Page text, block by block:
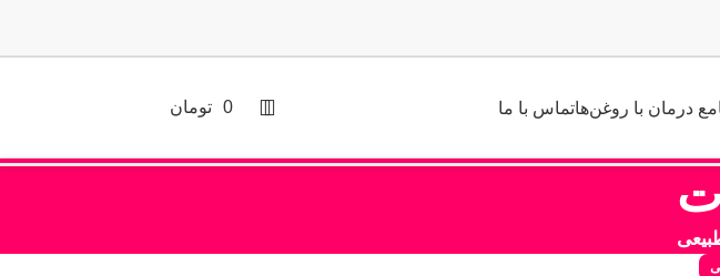
درمان با روغن‌هاتماس با ما 0 تومان